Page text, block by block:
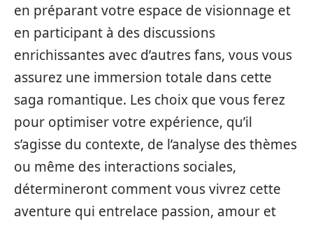
en préparant votre espace de visionnage et
en participant à des discussions
enrichissantes avec d’autres fans, vous vous
assurez une immersion totale dans cette
saga romantique. Les choix que vous ferez
pour optimiser votre expérience, qu’il
s’agisse du contexte, de l’analyse des thèmes
ou même des interactions sociales,
détermineront comment vous vivrez cette
aventure qui entrelace passion, amour et